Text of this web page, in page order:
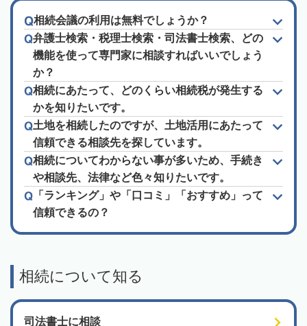
相続会議の利用は無料でしょうか？
弁護士検索・税理士検索・司法書士検索、どの
機能を使って専門家に相談すればいいでしょう
か？
相続にあたって、どのくらい相続税が発生する
かを知りたいです。
土地を相続したのですが、土地活用にあたって
信頼できる相談先を探しています。
相続についてわからない事が多いため、手続き
や相談先、法律など色々知りたいです。
「ランキング」や「口コミ」「おすすめ」って
信頼できるの？
相続について知る
司法書士に相談